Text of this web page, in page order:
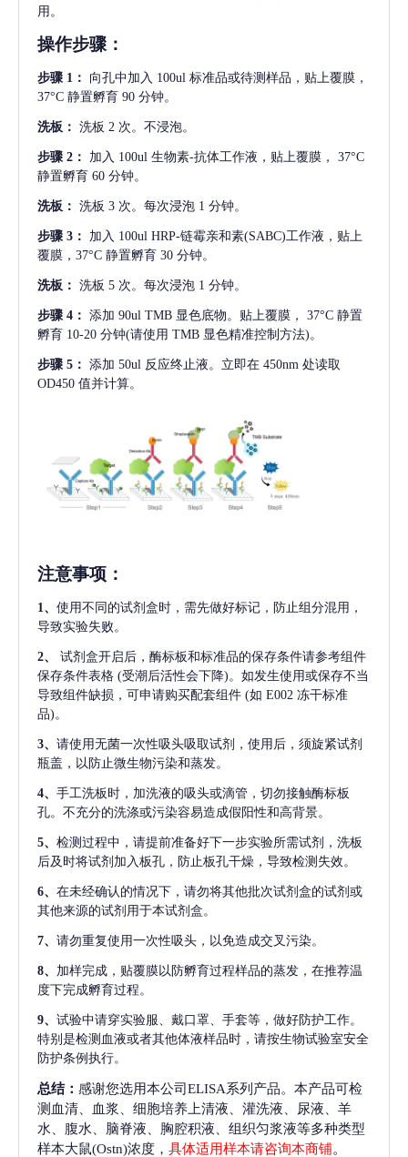
用。
操作步骤：
步骤 1： 向孔中加入 100ul 标准品或待测样品，贴上覆膜，
37°C 静置孵育 90 分钟。
洗板： 洗板 2 次。不浸泡。
步骤 2： 加入 100ul 生物素-抗体工作液，贴上覆膜， 37°C
静置孵育 60 分钟。
洗板： 洗板 3 次。每次浸泡 1 分钟。
步骤 3： 加入 100ul HRP-链霉亲和素(SABC)工作液，贴上
覆膜，37°C 静置孵育 30 分钟。
洗板： 洗板 5 次。每次浸泡 1 分钟。
步骤 4： 添加 90ul TMB 显色底物。贴上覆膜， 37°C 静置
孵育 10-20 分钟(请使用 TMB 显色精准控制方法)。
步骤 5： 添加 50ul 反应终止液。立即在 450nm 处读取
OD450 值并计算。
注意事项 ：
1、 使用不同的试剂盒时，需先做好标记，防止组分混用，
导致实验失败。
2、
试剂盒开启后，酶标板和标准品的保存条件请参考组件
保存条件表格 (受潮后活性会下降)。如发生使用或保存不当
导致组件缺损，可申请购买配套组件 (如 E002 冻干标准
品)。
3、 请使用无菌一次性吸头吸取试剂，使用后，须旋紧试剂
瓶盖，以防止微生物污染和蒸发。
4、 手工洗板时，加洗液的吸头或滴管，切勿接触酶标板
孔。不充分的洗涤或污染容易造成假阳性和高背景。
5、 检测过程中，请提前准备好下一步实验所需试剂，洗板
后及时将试剂加入板孔，防止板孔干燥，导致检测失效。
6、 在未经确认的情况下，请勿将其他批次试剂盒的试剂或
其他来源的试剂用于本试剂盒。
7、 请勿重复使用一次性吸头，以免造成交叉污染。
8、 加样完成，贴覆膜以防孵育过程样品的蒸发，在推荐温
度下完成孵育过程。
9、 试验中请穿实验服、戴口罩、手套等，做好防护工作。
特别是检测血液或者其他体液样品时，请按生物试验室安全
防护条例执行。
总结： 感谢您选用本公司ELISA系列产品。本产品可检
测血清、血浆、细胞培养上清液、灌洗液、尿液、羊
水、腹水、脑脊液、胸腔积液、组织匀浆液等多种类型
样本大鼠(Ostn)浓度， 具体适用样本请咨询本商铺。